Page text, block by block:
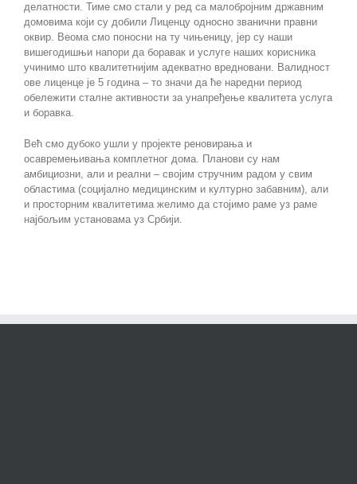
делатности. Тиме смо стали у ред са малобројним државним
домовима који су добили Лиценцу односно званични правни
оквир. Веома смо поносни на ту чињеницу, јер су наши
вишегодишњи напори да боравак и услуге наших корисника
учинимо што квалитетнијим адекватно вредновани. Валидност
ове лиценце је 5 година – то значи да ће наредни период
обележити сталне активности за унапређење квалитета услуга
и боравка.
Већ смо дубоко ушли у пројекте реновирања и
осавремењивања комплетног дома. Планови су нам
амбициозни, али и реални – својим стручним радом у свим
областима (социјално медицинским и културно забавним), али
и просторним квалитетима желимо да стојимо раме уз раме
најбољим установама уз Србији.